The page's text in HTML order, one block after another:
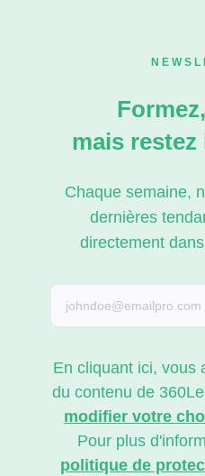
mais
Chaque semaine,
dernières
directement
En cliquant ici, vous
du contenu de
modifier votre
Pour plus
politique de